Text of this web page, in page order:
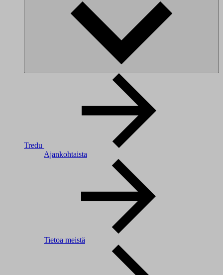
Tredu
Ajankohtaista
Tietoa meistä